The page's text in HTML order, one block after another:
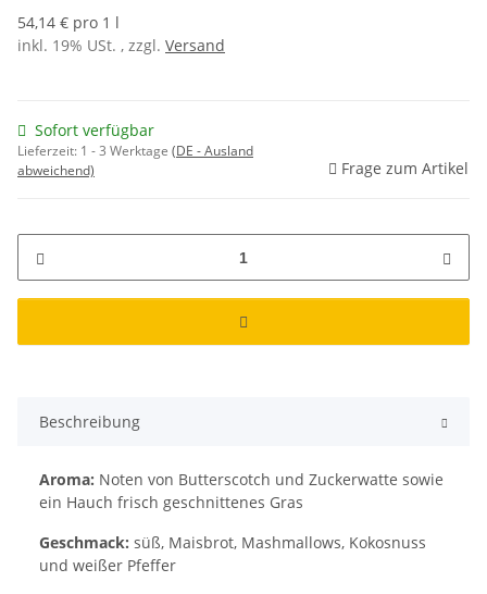
54,14 € pro 1 l
inkl. 19% USt. , zzgl. Versand
Sofort verfügbar
Lieferzeit: 1 - 3 Werktage (DE - Ausland
abweichend)
Frage zum Artikel
Beschreibung
Aroma: Noten von Butterscotch und Zuckerwatte sowie
ein Hauch frisch geschnittenes Gras
Geschmack: süß, Maisbrot, Mashmallows, Kokosnuss
und weißer Pfeffer